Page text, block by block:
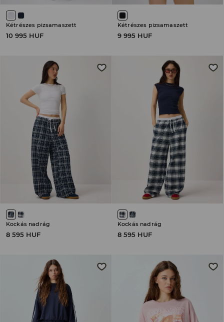
Kétrészes pizsamaszett
10 995 HUF
Kétrészes pizsamaszett
9 995 HUF
Kockás nadrág
8 595 HUF
Kockás nadrág
8 595 HUF